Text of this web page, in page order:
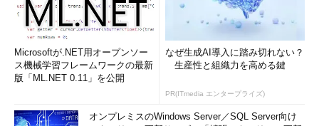
画面5Managed Instanceの仮想コアモデルのサイズ設定画
面
選択する必要がある項目は次の通りです。
第4世代／第5世代のコンピューティング世代
仮想コア数（仮想コア数に応じて利用可能なメモ
Microsoftが.NET用オープンソー
ス機械学習フレームワークの最新
版「ML.NET 0.11」を公開
なぜ生成AI導入に踏み切れない？
生産性と組織力を高める鍵
PR(ITmedia エンタープライズ)
オンプレミスのWindows Server／SQL Server向け